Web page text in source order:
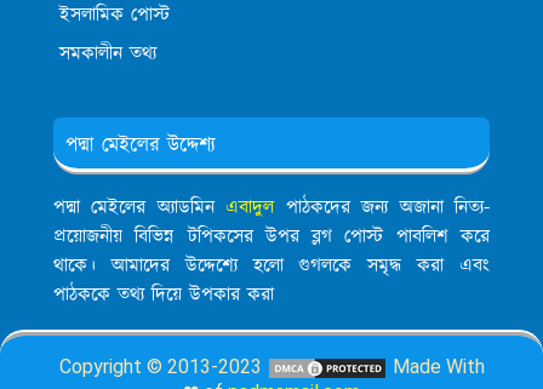
ইসলামিক পোস্ট
সমকালীন তথ্য
পদ্মা মেইলের উদ্দেশ্য
পদ্মা মেইলের অ্যাডমিনএবাদুলপাঠকদের জন্য অজানা নিত্য-
প্রয়োজনীয় বিভিন্ন টপিকসের উপর ব্লগ পোস্ট পাবলিশ করে
থাকে। আমাদের উদ্দেশ্যে হলো গুগলকে সমৃদ্ধ করা এবং
পাঠককে তথ্য দিয়ে উপকার করা
Copyright © 2013-2023
Made With